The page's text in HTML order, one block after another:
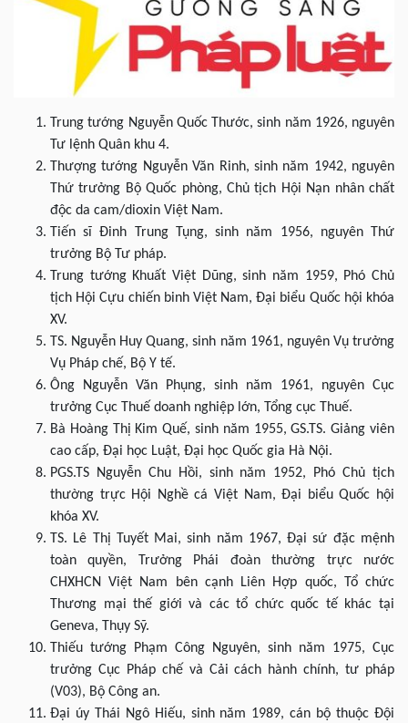
Trung tướng Nguyễn Quốc Thước, sinh năm 1926, nguyên
Tư lệnh Quân khu 4.
Thượng tướng Nguyễn Văn Rinh, sinh năm 1942, nguyên
Thứ trưởng Bộ Quốc phòng, Chủ tịch Hội Nạn nhân chất
độc da cam/dioxin Việt Nam.
Tiến sĩ Đinh Trung Tụng, sinh năm 1956, nguyên Thứ
trưởng Bộ Tư pháp.
Trung tướng Khuất Việt Dũng, sinh năm 1959, Phó Chủ
tịch Hội Cựu chiến binh Việt Nam, Đại biểu Quốc hội khóa
XV.
TS. Nguyễn Huy Quang, sinh năm 1961, nguyên Vụ trưởng
Vụ Pháp chế, Bộ Y tế.
Ông Nguyễn Văn Phụng, sinh năm 1961, nguyên Cục
trưởng Cục Thuế doanh nghiệp lớn, Tổng cục Thuế.
Bà Hoàng Thị Kim Quế, sinh năm 1955, GS.TS. Giảng viên
cao cấp, Đại học Luật, Đại học Quốc gia Hà Nội.
PGS.TS Nguyễn Chu Hồi, sinh năm 1952, Phó Chủ tịch
thường trực Hội Nghề cá Việt Nam, Đại biểu Quốc hội
khóa XV.
TS. Lê Thị Tuyết Mai, sinh năm 1967, Đại sứ đặc mệnh
toàn quyền, Trưởng Phái đoàn thường trực nước
CHXHCN Việt Nam bên cạnh Liên Hợp quốc, Tổ chức
Thương mại thế giới và các tổ chức quốc tế khác tại
Geneva, Thụy Sỹ.
Thiếu tướng Phạm Công Nguyên, sinh năm 1975, Cục
trưởng Cục Pháp chế và Cải cách hành chính, tư pháp
(V03), Bộ Công an.
Đại úy Thái Ngô Hiếu, sinh năm 1989, cán bộ thuộc Đội